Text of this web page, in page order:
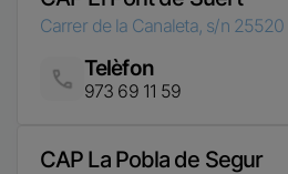
Carrer de la Canaleta, s/n 25520
ImatgeTelèfon
973 69 11 59
CAP La Pobla de Segur